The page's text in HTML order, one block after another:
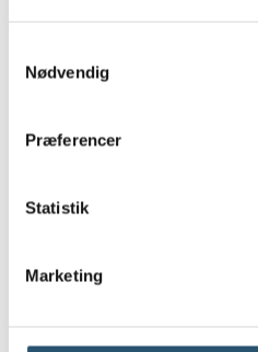
Nødvendig
Præferencer
Statistik
Marketing
Hold især øje med følgende tegn:
Afskallet maling eller tapet
materialet føles fugtigt eller
Muggen eller jordslået lugt
rørføringer eller i kældre.